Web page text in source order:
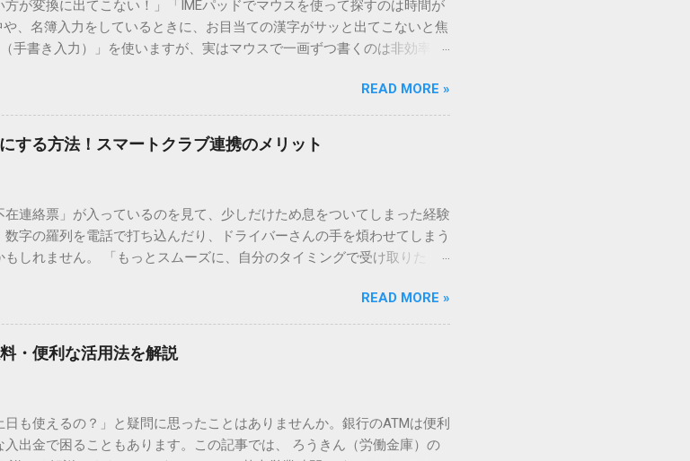
方が変換に出てこない！」「IMEパッドでマウスを使って探すのは時間が
、名簿入力をしているときに、お目当ての漢字がサッと出てこないと焦
手書き入力）」を使いますが、実はマウスで一画ずつ書くのは非効率で
記号を呼び出す「文字コード入力」のテクニックを詳しく解説します。
力で手を止める必要はありません。 1. なぜ「変換」しても旧字・外字
出てこない漢字があるのでしょうか。その理由は、パソコンが文字を
般的に使われる漢字は、JIS規格（日本産業規格）によって「第1水
しかし、人名や地名に使われる非常に古い漢字（旧字）や、特定の組
った 文字コード です。パソコン上のすべての文字には、いわば「住
補に出ない文字でも、この住所（コード）を直接指定すれば、確実に呼
能！文字コードで漢字を出す「16進数入力」 最も汎用性が高く、特別な
したい文字の「Unicode（例：20BB7）」を把握する。 入力モードを「半
る。 直後にキーボードの**[Alt]キーを押しながら[X]キー**を押す。 入
変換されます。 注記： この方法は、特にMicrosoft Wordで非常に強力
READ MORE »
する方法！スマートクラブ連携のメリット
連絡票」が入っているのを見て、少しだけため息をついてしまった経験
字の羅列を電話で打ち込んだり、ドライバーさんの手を煩わせてしまう
しれません。 「もっとスムーズに、自分のタイミングで受け取りた
の連携です。これらを活用するだけで、再配達のストレスは驚くほど軽く
する便利な受け取り術と、連携による具体的なメリットを徹底解説しま
クラブ」とは？ まず押さえておきたいのが、佐川急便の個人向け無料
荷物の配送状況をリアルタイムで管理するための基盤となるサービスで
間がありましたが、現在はLINEやアプリと紐付けることで、その利便
可能になります。 LINE連携で「不在連絡票」とおさらばできる理由 日
アプリ「LINE」を佐川急便と連携させると、荷物の受け取り体験が一変
READ MORE »
・便利な活用法を解説
も使えるの？」と疑問に思ったことはありませんか。銀行のATMは便利
出金で困ることもあります。この記事では、 ろうきん（労働金庫）の